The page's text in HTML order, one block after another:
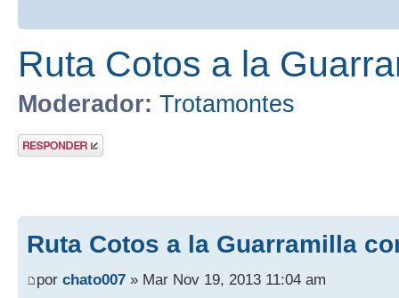
Ruta Cotos a la
Moderador: Trotamontes
Publicar una
respuesta
Ruta Cotos a la Guarramilla
por chato007 » Mar Nov 19, 2013 11:04 am